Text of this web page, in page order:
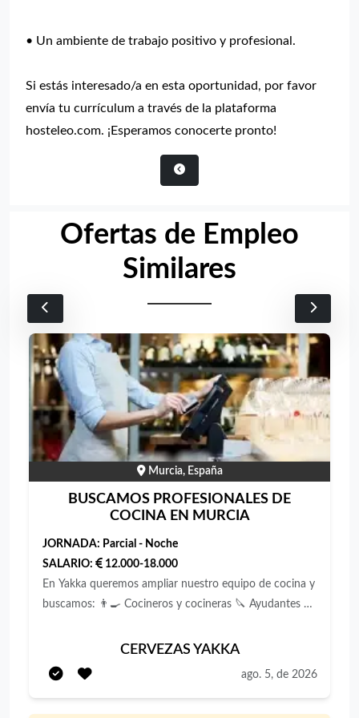
• Un ambiente de trabajo positivo y profesional.
Si estás interesado/a en esta oportunidad, por favor
envía tu currículum a través de la plataforma
hosteleo.com. ¡Esperamos conocerte pronto!
Ofertas de Empleo
Similares
Murcia, España
BUSCAMOS PROFESIONALES DE
COCINA EN MURCIA
JORNADA: Parcial - Noche
SALARIO:
12.000-18.000
En Yakka queremos ampliar nuestro equipo de cocina y
buscamos: 👨‍🍳 Cocineros y cocineras 🔪 Ayudantes de
Buscamos personas con experiencia y también
personas que estén empezando, pero que tengan algo
muy claro: **quieren hacer de la cocina su profesión**.
CERVEZAS YAKKA
ago. 5, de 2026